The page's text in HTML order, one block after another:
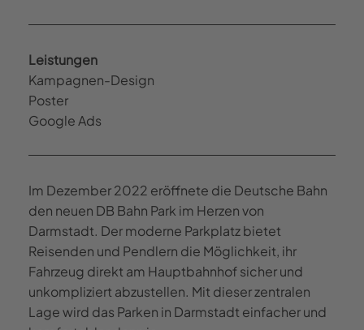
Leistungen
Kampagnen-Design
Poster
Google Ads
Im Dezember 2022 eröffnete die Deutsche Bahn
den neuen DB Bahn Park im Herzen von
Darmstadt. Der moderne Parkplatz bietet
Reisenden und Pendlern die Möglichkeit, ihr
Fahrzeug direkt am Hauptbahnhof sicher und
unkompliziert abzustellen. Mit dieser zentralen
Lage wird das Parken in Darmstadt einfacher und